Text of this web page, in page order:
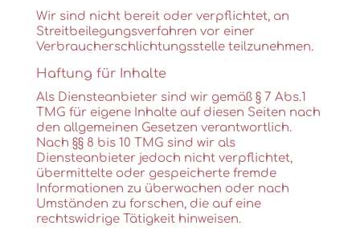
Wir sind nicht bereit oder verpflichtet, an
Streitbeilegungsverfahren vor einer
Verbraucherschlichtungsstelle teilzunehmen.
Haftung für Inhalte
Als Diensteanbieter sind wir gemäß § 7 Abs.1
TMG für eigene Inhalte auf diesen Seiten nach
den allgemeinen Gesetzen verantwortlich.
Nach §§ 8 bis 10 TMG sind wir als
Diensteanbieter jedoch nicht verpflichtet,
übermittelte oder gespeicherte fremde
Informationen zu überwachen oder nach
Umständen zu forschen, die auf eine
rechtswidrige Tätigkeit hinweisen.